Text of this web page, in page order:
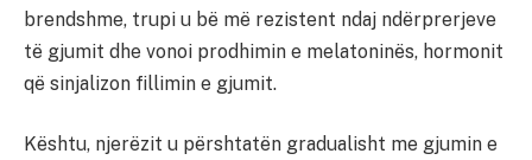
brendshme, trupi u bë më rezistent ndaj ndërprerjeve
të gjumit dhe vonoi prodhimin e melatoninës, hormonit
që sinjalizon fillimin e gjumit.
Kështu, njerëzit u përshtatën gradualisht me gjumin e